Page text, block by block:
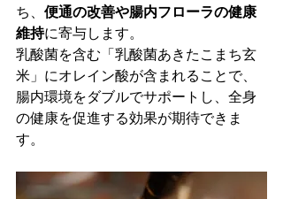
ち、 便通の改善や腸内フローラの健康
維持に寄与します。
乳酸菌を含む「乳酸菌あきたこまち玄
米」にオレイン酸が含まれることで、
腸内環境をダブルでサポートし、全身
の健康を促進する効果が期待できま
す。